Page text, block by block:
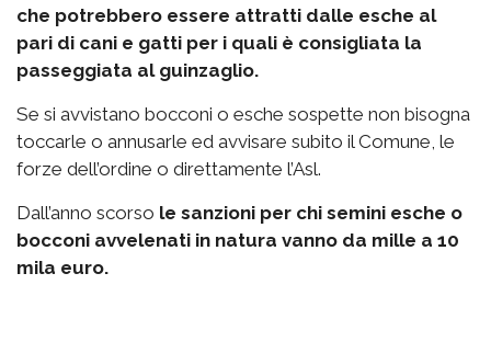
che potrebbero essere attratti dalle esche al
pari di cani e gatti per i quali è consigliata la
passeggiata al guinzaglio.
Se si avvistano bocconi o esche sospette non bisogna
toccarle o annusarle ed avvisare subito il Comune, le
forze dell’ordine o direttamente l’Asl.
Dall’anno scorso le sanzioni per chi semini esche o
bocconi avvelenati in natura vanno da mille a 10
mila euro.